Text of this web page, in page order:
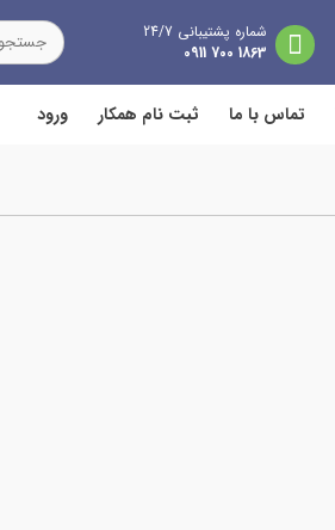
شماره پشتیبانی 24/7
1863 700 0911
تماس با ما ثبت نام همکار ورود